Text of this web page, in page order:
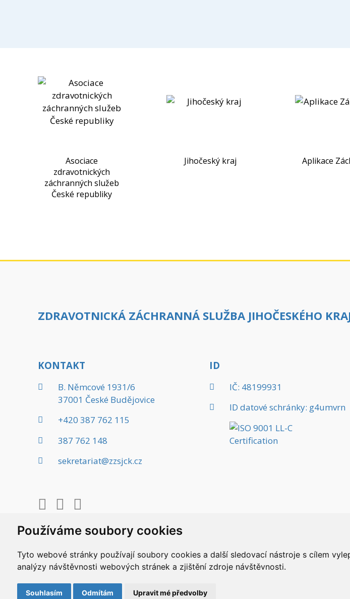
Používáme soubory cookies
Tyto webové stránky používají soubory cookies a další sledovací nástroje s cílem
analýzy návštěvnosti webových stránek a zjištění zdroje návštěvnosti.
Souhlasím Odmítám Upravit mé předvolby
Asociace
zdravotnických
záchranných služeb
České republiky
Jihočeský kraj Aplikace
ZDRAVOTNICKÁ ZÁCHRANNÁ SLUŽBA JIHOČESKÉHO
KONTAKT
B. Němcové 1931/6
37001 České Budějovice
+420 387 762 115
387 762 148
sekretariat@zzsjck.cz
ID
IČ: 48199931
ID datové schránky: g4umvrn
Copyright © 2020 ZZS JČK. Všechna práva vyhrazena.
VyrobilSimopt, s.r.o./